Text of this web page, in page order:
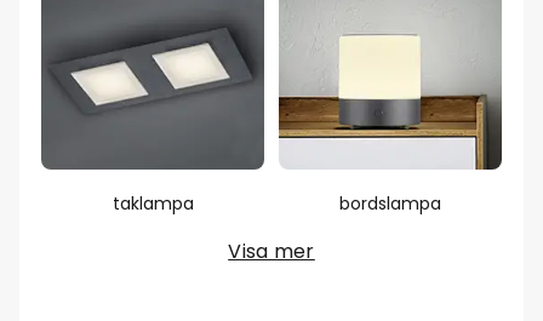
taklampa bordslampa
Visa mer